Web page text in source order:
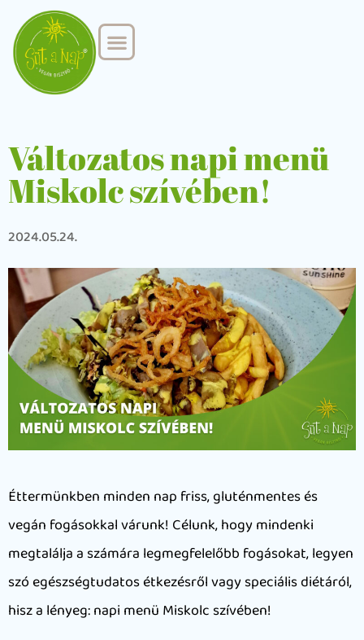
Változatos napi menü
Miskolc szívében!
2024.05.24.
Éttermünkben minden nap friss, gluténmentes és
vegán fogásokkal várunk! Célunk, hogy mindenki
megtalálja a számára legmegfelelőbb fogásokat, legyen
szó egészségtudatos étkezésről vagy speciális diétáról,
hisz a lényeg: napi menü Miskolc szívében!